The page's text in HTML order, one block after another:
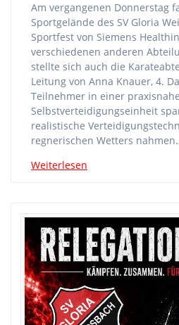
Am vergangenen Donnerstag
Sportgelände des SV Gloria
Sportfest von Siemens
verschiedenen anderen
stellte sich auch die
Leitung von Anna Knauer, 4.
Teilnehmer in einer
Selbstverteidigungseinheit
realistische
regnerischen Wetters
Weiterlesen